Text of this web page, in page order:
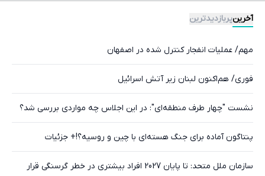
آخرینپربازدیدترین
مهم/ عملیات انفجار کنترل شده در اصفهان
فوری/ هم‌اکنون لبنان زیر آتش اسرائیل
نشست "چهار طرف منطقه‌ای": در این اجلاس چه مواردی بررسی شد؟
پنتاگون آماده برای جنگ هسته‌ای با چین و روسیه؟!+ جزئیات
سازمان ملل متحد: تا پایان 2027 افراد بیشتری در خطر گرسنگی قرار